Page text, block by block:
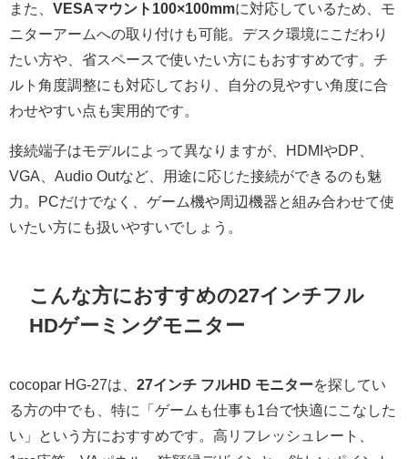
また、 VESAマウント100×100mmに対応しているため、モ
ニターアームへの取り付けも可能。デスク環境にこだわり
たい方や、省スペースで使いたい方にもおすすめです。チ
ルト角度調整にも対応しており、自分の見やすい角度に合
わせやすい点も実用的です。
接続端子はモデルによって異なりますが、HDMIやDP、
VGA、Audio Outなど、用途に応じた接続ができるのも魅
力。PCだけでなく、ゲーム機や周辺機器と組み合わせて使
いたい方にも扱いやすいでしょう。
こんな方におすすめの27インチフル
HDゲーミングモニター
cocopar HG-27は、 27インチ フルHD モニターを探してい
る方の中でも、特に「ゲームも仕事も1台で快適にこなした
い」という方におすすめです。高リフレッシュレート、